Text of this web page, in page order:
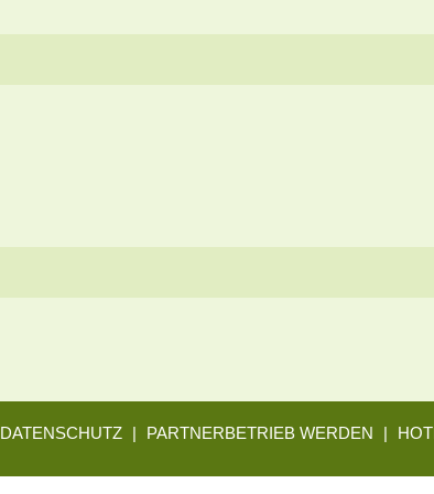
DATENSCHUTZ | PARTNERBETRIEB WERDEN |